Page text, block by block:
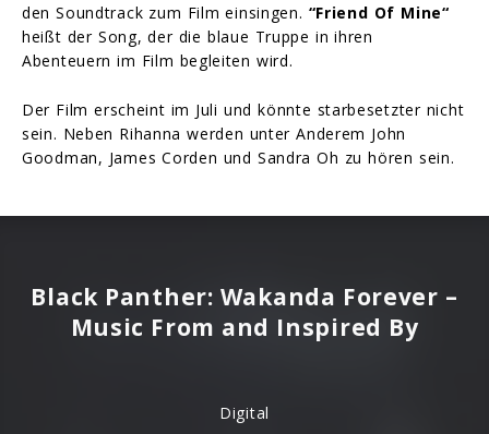
den Soundtrack zum Film einsingen. “Friend Of Mine“
heißt der Song, der die blaue Truppe in ihren
Abenteuern im Film begleiten wird.
Der Film erscheint im Juli und könnte starbesetzter nicht
sein. Neben Rihanna werden unter Anderem John
Goodman, James Corden und Sandra Oh zu hören sein.
Black Panther: Wakanda Forever –
Music From and Inspired By
Digital